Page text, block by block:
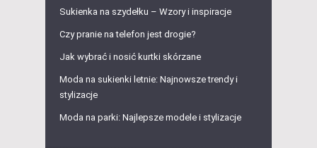
Sukienka na szydełku – Wzory i inspiracje
Czy pranie na telefon jest drogie?
Jak wybrać i nosić kurtki skórzane
Moda na sukienki letnie: Najnowsze trendy i
stylizacje
Moda na parki: Najlepsze modele i stylizacje